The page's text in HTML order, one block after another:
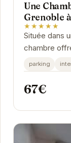
Une
Grenoble
★★★★★
Située dans
chambre
commun et
parking
67€